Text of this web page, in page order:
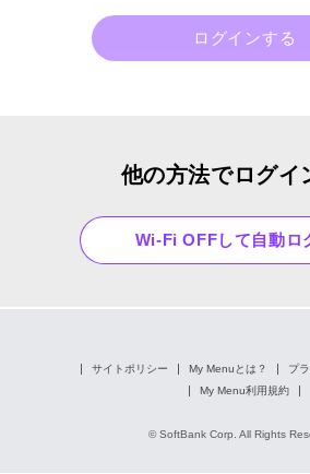
他の方法でログイ
Wi-Fi OFFして自動ロ
サイトポリシー My Menuとは？
プ
My Menu利用規約
© SoftBank Corp. All Rights